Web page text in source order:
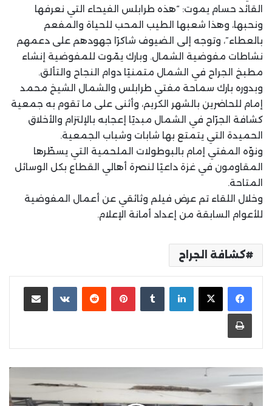
القائد حسام يموت: “هذه طرابلس الفيحاء التي نعرفها
ونحبها، وهذا شعبها الطيب المحب للحياة والمفعم
بالعطاء”، وتوجه إلى الضيوف شاكرًا جهودهم على دعمهم
نشاطات مفوضية الشمال. وبارك يمّوت للمفوضية إنشاء
مطبخ الجراح في الشمال متمنيًا دوام النجاح والتألق.
وبدوره بارك سماحة مفتي طرابلس والشمال الشيخ محمد
إمام للحاضرين بالشهر الكريم، وأثنى على ما تقوم به جمعية
كشافة الجرّاح في الشمال مبديًا إعجابه بالإلتزام والأخلاق
الحميدة التي يتمتع بها شابات وشباب الجمعية.
ونوّه المفتي إمام بالبوطولات الملحمية التي يسطّرها
المقاومون في غزة داعيًا لنصرة أهالي القطاع بكل الوسائل
المتاحة.
وخلال اللقاء تم عرض فيلم وثائقي عن أعمال المفوضية
للأعوام السابقة من إعداد أمانة الإعلام.
كشافة الجراح
لينكدإن بينتيريست مشاركة عبر البريد
طباعة